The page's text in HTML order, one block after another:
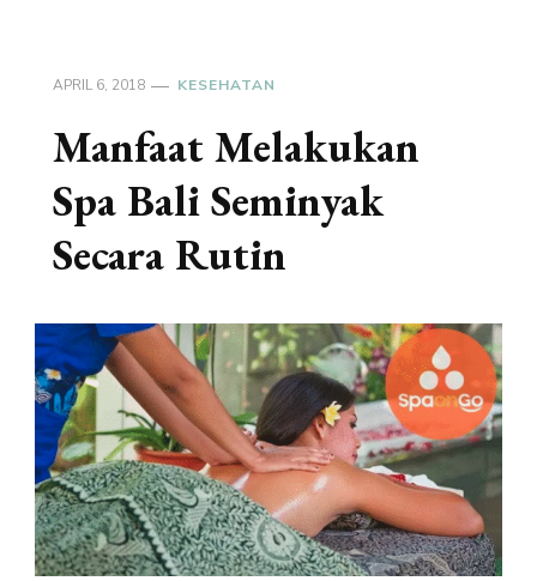
APRIL 6, 2018 KESEHATAN
Manfaat Melakukan
Spa Bali Seminyak
Secara Rutin